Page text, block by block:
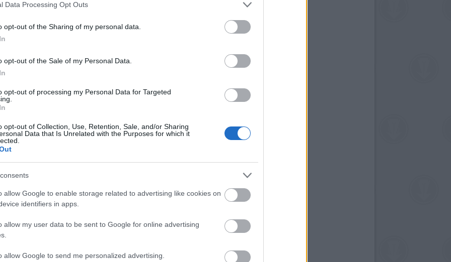
Data Processing Opt Outs
opt-out of the Sharing of my personal data.
opt-out of the Sale of my Personal Data.
opt-out of processing my Personal Data for Targeted
opt-out of Collection, Use, Retention, Sale, and/or Sharing
Data that Is Unrelated with the Purposes for which it
allow Google to enable storage related to advertising like cookies on
identifiers in apps.
allow my user data to be sent to Google for online advertising
allow Google to send me personalized advertising.
programját, de természetesen segít
óta eltelt több mint három évtizedben
kerültünk jó kapcsolatba, és általában
is ismerünk" - mondta korábban Szarka
főszervezője az MTI-nek.
július 5-én szombaton 22 órakor lép a
és eddigi három évtizedes
játssza el.
július 4-én pénteken Tapolcán lesz
és Lasztovicza Jenő, a Veszprém Megyei
este Hegymagason a Csűrdöngölő és a szlovák
Gyula bemutatja új szólólemezét
Tamás, a Soproni Petőfi Színház társulata pedig
el.
geotúra indul a Szent György-hegyen, 11
délután kamarazenei koncert lesz Szarka
Tóth PéterVárak és várromok - a Balaton-felvidék
Este előbb a Hollóének Hungarica Régizene
koncert előtt a Bab Társulat előadásában a
lehet megtekinteni.